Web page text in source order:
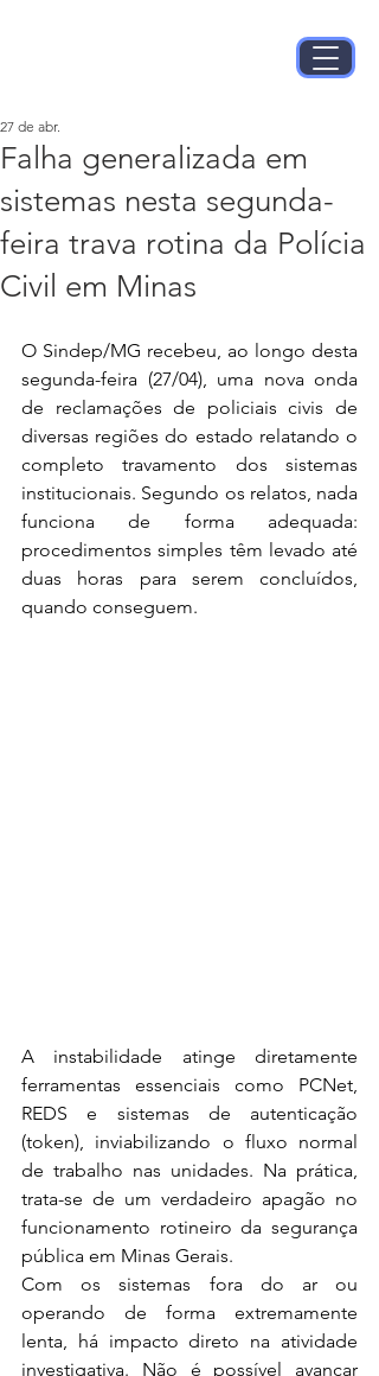
Falha generalizada em
sistemas nesta segunda-
feira trava rotina da Polícia
Civil em Minas
27 de abr.
O Sindep/MG recebeu, ao longo desta
segunda-feira (27/04), uma nova onda
de reclamações de policiais civis de
diversas regiões do estado relatando o
completo travamento dos sistemas
institucionais. Segundo os relatos, nada
funciona de forma adequada:
procedimentos simples têm levado até
duas horas para serem concluídos,
quando conseguem.
A instabilidade atinge diretamente
ferramentas essenciais como PCNet,
REDS e sistemas de autenticação
(token), inviabilizando o fluxo normal
de trabalho nas unidades. Na prática,
trata-se de um verdadeiro apagão no
funcionamento rotineiro da segurança
pública em Minas Gerais.
Com os sistemas fora do ar ou
operando de forma extremamente
lenta, há impacto direto na atividade
investigativa. Não é possível avançar